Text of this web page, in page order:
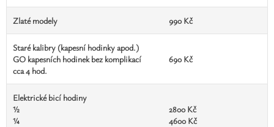
Zlaté modely 990 Kč
Staré kalibry (kapesní hodinky apod.)
GO kapesních hodinek bez komplikací
cca 4 hod.
690 Kč
Elektrické bicí hodiny
½
¼
2800 Kč
4600 Kč